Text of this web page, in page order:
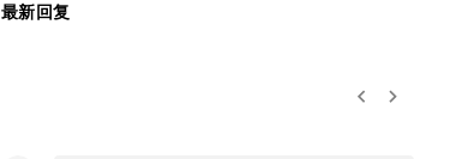
最新回复
keyboard_arrow_left keyboard_arrow_right